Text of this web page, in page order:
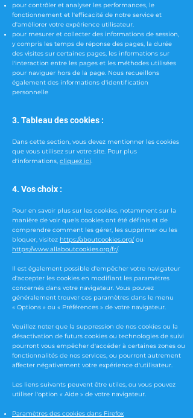
pour contrôler et analyser les performances, le
fonctionnement et l'efficacité de notre service et
d'améliorer votre expérience utilisateur.
pour mesurer et collecter des informations de session,
y compris les temps de réponse des pages, la durée
des visites sur certaines pages, les informations sur
l'interaction entre les pages et les méthodes utilisées
pour naviguer hors de la page. Nous recueillons
également des informations d'identification
personnelle
3. Tableau des cookies :
Dans cette section, vous devez mentionner les cookies
que vous utilisez sur votre site. Pour plus
d'informations, cliquez ici.
4. Vos choix :
Pour en savoir plus sur les cookies, notamment sur la
manière de voir quels cookies ont été définis et de
comprendre comment les gérer, les supprimer ou les
bloquer, visitez https://aboutcookies.org/ou
https://www.allaboutcookies.org/fr/.
Il est également possible d'empêcher votre navigateur
d'accepter les cookies en modifiant les paramètres
concernés dans votre navigateur. Vous pouvez
généralement trouver ces paramètres dans le menu
« Options » ou « Préférences » de votre navigateur.
Veuillez noter que la suppression de nos cookies ou la
désactivation de futurs cookies ou technologies de suivi
pourront vous empêcher d'accéder à certaines zones ou
fonctionnalités de nos services, ou pourront autrement
affecter négativement votre expérience d'utilisateur.
Les liens suivants peuvent être utiles, ou vous pouvez
utiliser l'option « Aide » de votre navigateur.
Paramètres des cookies dans Firefox